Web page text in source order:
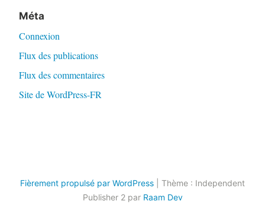
Méta
Connexion
Flux des publications
Flux des commentaires
Site de WordPress-FR
Fièrement propulsé par WordPress
Thème : Independent
Publisher 2 par Raam Dev